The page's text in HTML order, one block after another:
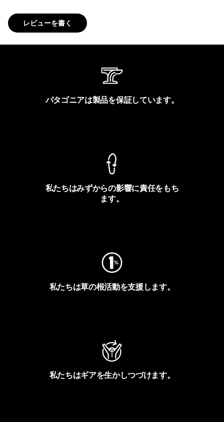
レビューを書く
パタゴニアは製品を保証しています。
私たちはみずからの影響に責任をもち
ます。
私たちは草の根活動を支援します。
私たちはギアを生かしつづけます。